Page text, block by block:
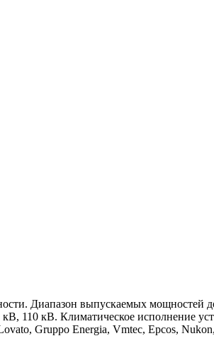
Диапазон выпускаемых мощностей
кВ, 110 кВ. Климатическое
Gruppo Energia, Vmtec, Epcos,